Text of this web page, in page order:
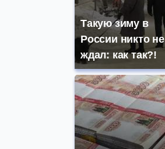
Такую зиму в
России никто не
ждал: как так?!